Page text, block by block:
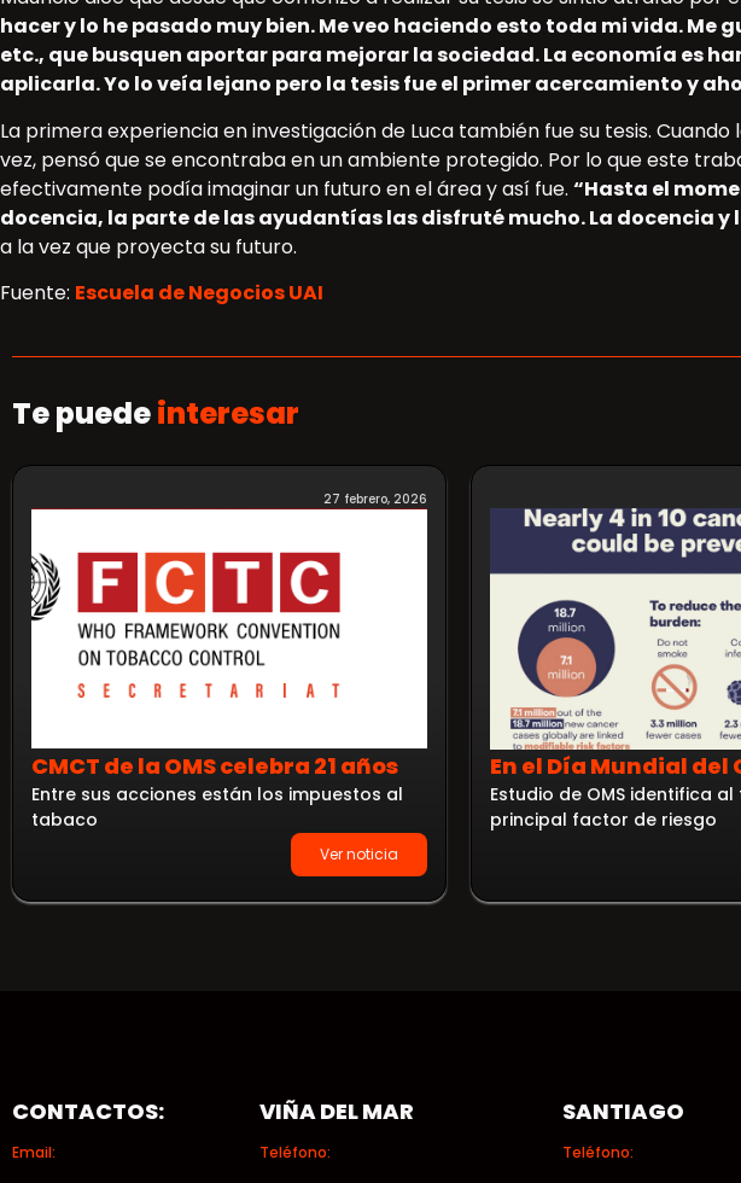
hacer y lo he pasado muy bien. Me veo haciendo esto toda mi vida.
etc., que busquen aportar para mejorar la sociedad. La economía es
aplicarla. Yo lo veía lejano pero la tesis fue el primer acercamiento y
La primera experiencia en investigación de Luca también fue su tesis.
vez, pensó que se encontraba en un ambiente protegido. Por lo que este
efectivamente podía imaginar un futuro en el área y así fue. “Hasta el
docencia, la parte de las ayudantías las disfruté mucho. La docencia
a la vez que proyecta su futuro.
Fuente: Escuela de Negocios UAI
Te puedeinteresar
27 febrero, 2026
CMCT de la OMS celebra 21 años
Entre sus acciones están los impuestos al
tabaco
Ver noticia
En el Día Mundial del
Estudio de OMS identifica
principal factor de riesgo
CONTACTOS:
Email:
VIÑA DEL MAR
Teléfono:
SANTIAGO
Teléfono: